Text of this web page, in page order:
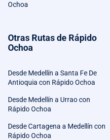
Ochoa
Otras Rutas de Rápido
Ochoa
Desde Medellín a Santa Fe De
Antioquia con Rápido Ochoa
Desde Medellín a Urrao con
Rápido Ochoa
Desde Cartagena a Medellín con
Rápido Ochoa